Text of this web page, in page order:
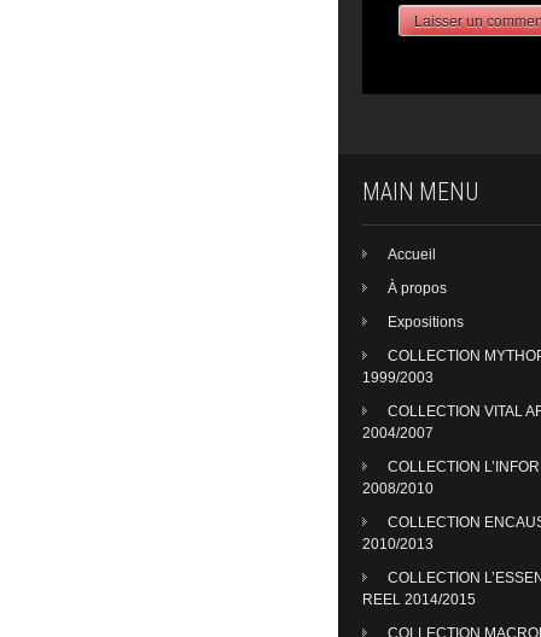
MAIN MENU
Accueil
À propos
Expositions
COLLECTION
1999/2003
COLLECTION VITAL
2004/2007
COLLECTION
2008/2010
COLLECTION
2010/2013
COLLECTION
REEL 2014/2015
COLLECTION